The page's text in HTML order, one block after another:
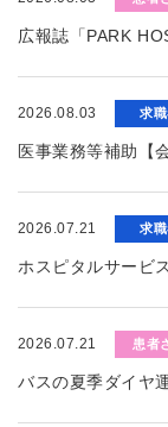
広報誌「PARK
2026.08.03 求
医事業務等補助【
2026.07.21 求
ホスピタルサービ
2026.07.21 患者
バスの夏季ダイヤ